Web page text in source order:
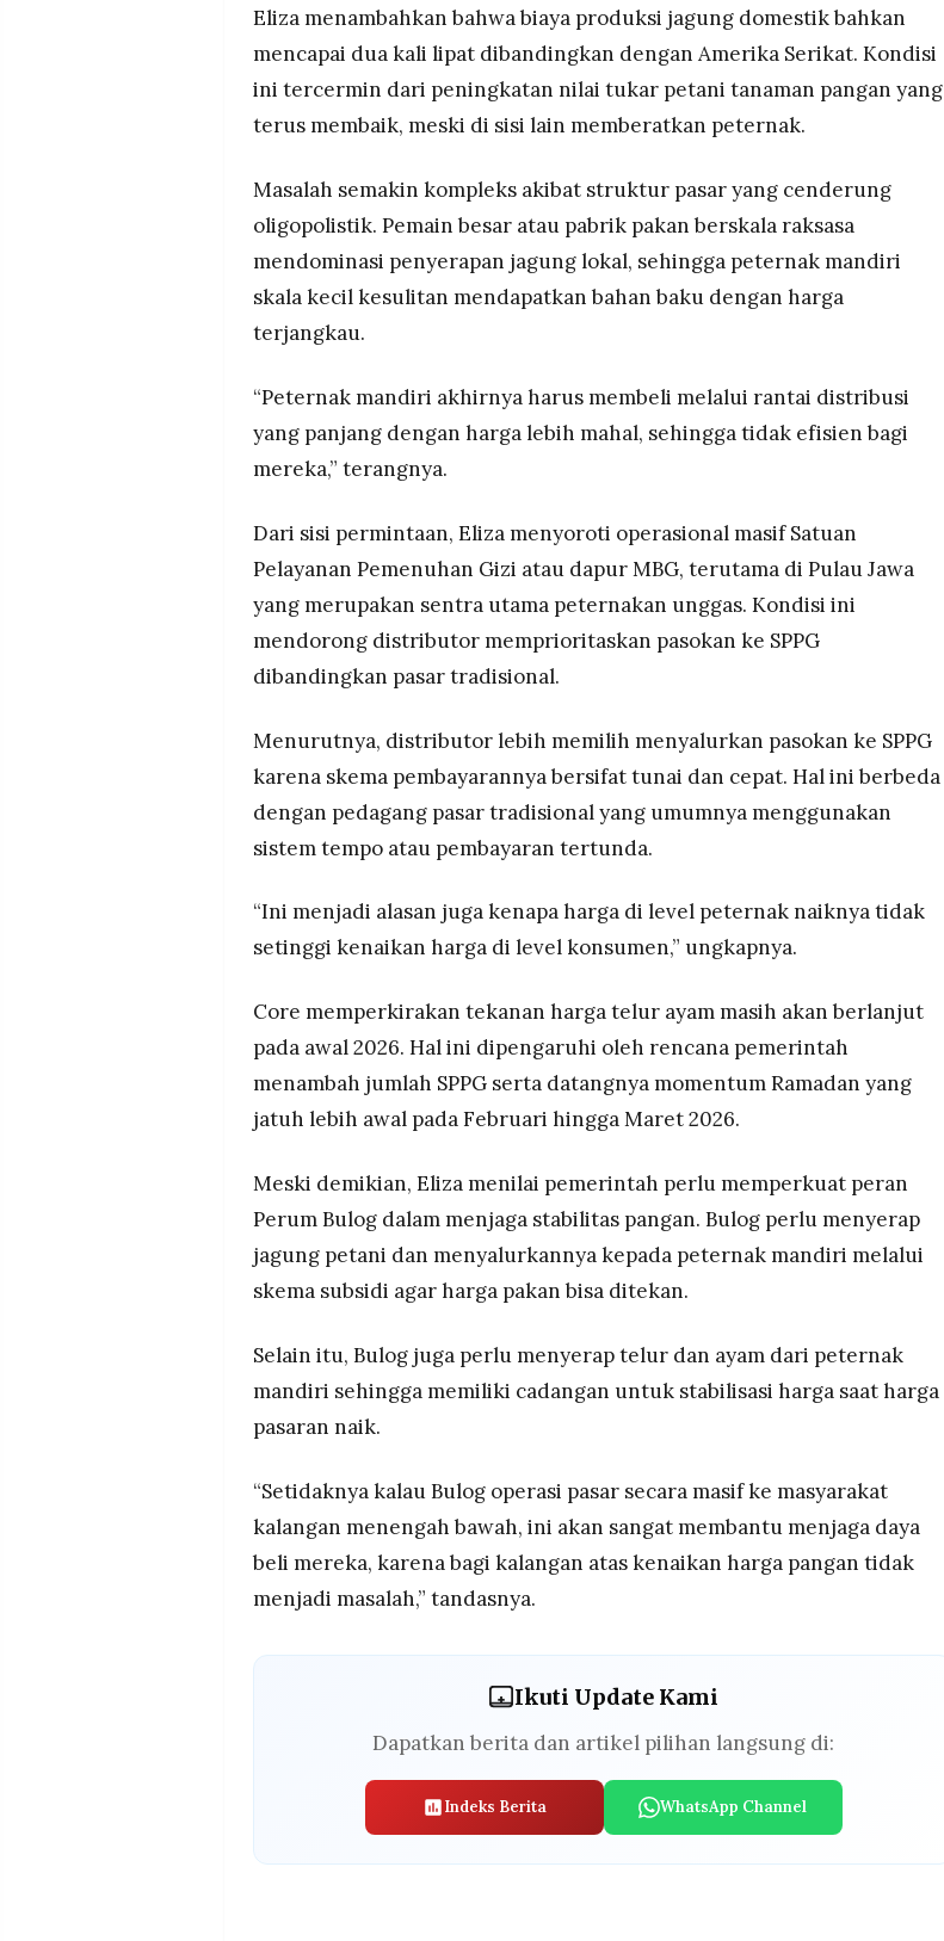
Eliza menambahkan bahwa biaya produksi jagung domestik bahkan
mencapai dua kali lipat dibandingkan dengan Amerika Serikat. Kondisi
ini tercermin dari peningkatan nilai tukar petani tanaman pangan yang
terus membaik, meski di sisi lain memberatkan peternak.
Masalah semakin kompleks akibat struktur pasar yang cenderung
oligopolistik. Pemain besar atau pabrik pakan berskala raksasa
mendominasi penyerapan jagung lokal, sehingga peternak mandiri
skala kecil kesulitan mendapatkan bahan baku dengan harga
terjangkau.
“Peternak mandiri akhirnya harus membeli melalui rantai distribusi
yang panjang dengan harga lebih mahal, sehingga tidak efisien bagi
mereka,” terangnya.
Dari sisi permintaan, Eliza menyoroti operasional masif Satuan
Pelayanan Pemenuhan Gizi atau dapur MBG, terutama di Pulau Jawa
yang merupakan sentra utama peternakan unggas. Kondisi ini
mendorong distributor memprioritaskan pasokan ke SPPG
dibandingkan pasar tradisional.
Menurutnya, distributor lebih memilih menyalurkan pasokan ke SPPG
karena skema pembayarannya bersifat tunai dan cepat. Hal ini berbeda
dengan pedagang pasar tradisional yang umumnya menggunakan
sistem tempo atau pembayaran tertunda.
“Ini menjadi alasan juga kenapa harga di level peternak naiknya tidak
setinggi kenaikan harga di level konsumen,” ungkapnya.
Core memperkirakan tekanan harga telur ayam masih akan berlanjut
pada awal 2026. Hal ini dipengaruhi oleh rencana pemerintah
menambah jumlah SPPG serta datangnya momentum Ramadan yang
jatuh lebih awal pada Februari hingga Maret 2026.
Meski demikian, Eliza menilai pemerintah perlu memperkuat peran
Perum Bulog dalam menjaga stabilitas pangan. Bulog perlu menyerap
jagung petani dan menyalurkannya kepada peternak mandiri melalui
skema subsidi agar harga pakan bisa ditekan.
Selain itu, Bulog juga perlu menyerap telur dan ayam dari peternak
mandiri sehingga memiliki cadangan untuk stabilisasi harga saat harga
pasaran naik.
“Setidaknya kalau Bulog operasi pasar secara masif ke masyarakat
kalangan menengah bawah, ini akan sangat membantu menjaga daya
beli mereka, karena bagi kalangan atas kenaikan harga pangan tidak
menjadi masalah,” tandasnya.
Ikuti Update Kami
Dapatkan berita dan artikel pilihan langsung di:
Indeks Berita WhatsApp Channel